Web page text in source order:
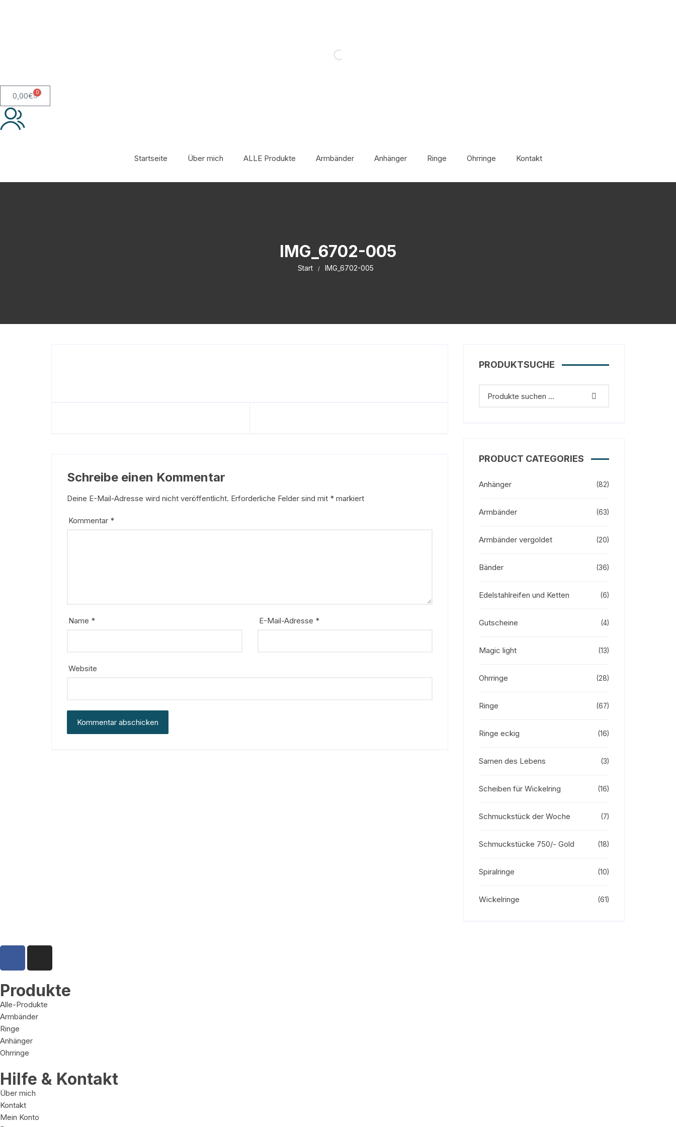
0,00€ 0
Startseite Über mich ALLE Produkte Armbänder Anhänger Ringe Ohrringe Kontakt
IMG_6702-005
Start IMG_6702-005
Schreibe einen Kommentar
Deine E-Mail-Adresse wird nicht veröffentlicht. Erforderliche Felder sind mit * markiert
Kommentar *
Name * E-Mail-Adresse *
Website
PRODUKTSUCHE
PRODUCT CATEGORIES
Anhänger (82)
Armbänder (63)
Armbänder vergoldet (20)
Bänder (36)
Edelstahlreifen und Ketten (6)
Gutscheine (4)
Magic light (13)
Ohrringe (28)
Ringe (67)
Ringe eckig (16)
Samen des Lebens (3)
Scheiben für Wickelring (16)
Schmuckstück der Woche (7)
Schmuckstücke 750/- Gold (18)
Spiralringe (10)
Wickelringe (61)
Produkte
Alle-Produkte
Armbänder
Ringe
Anhänger
Ohrringe
Hilfe & Kontakt
Über mich
Kontakt
Mein Konto